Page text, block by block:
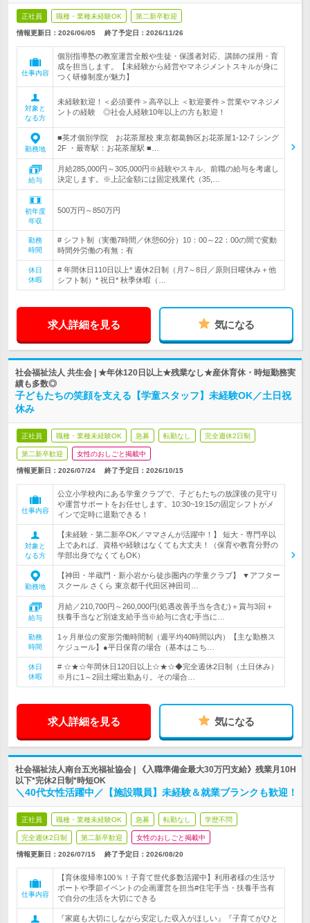
正社員 職種・業種未経験OK 第二新卒歓迎
情報更新日：2026/06/05 終了予定日： 2026/11/26
仕事内容
個別指導塾の教室運営全般や生徒・保護者対応、講師の採用・育
成を担当します。【未経験から経営やマネジメントスキルが身に
つく研修制度が魅力】
対象と
なる方
未経験歓迎！＜必須要件＞高卒以上 ＜歓迎要件＞営業やマネジメ
ントの経験 ◎社会人経験10年以上の方も歓迎！
勤務地
■英才個別学院 お花茶屋校 東京都葛飾区お花茶屋1-12-7 シング
2F ・最寄駅：お花茶屋駅 ■…
給与
月給285,000円～305,000円※経験やスキル、前職の給与を考慮し
決定します。※上記金額には固定残業代（35,…
初年度
年収
500万円～850万円
勤務
時間
# シフト制（実働7時間／休憩60分）10：00～22：00の間で変動
時間外労働の有無：有
休日
休暇
# 年間休日110日以上* 週休2日制（月7～8日／原則日曜休み＋他
シフト制）* 祝日* 秋季休暇（…
求人詳細を見る 気になる
社会福祉法人 共生会 | ★年休120日以上★残業なし★産休育休・時短勤務実
績も多数◎
子どもたちの笑顔を支える【学童スタッフ】未経験OK／土日祝
休み
正社員 職種・業種未経験OK 急募 転勤なし 完全週休2日制
第二新卒歓迎 女性のおしごと掲載中
情報更新日：2026/07/24 終了予定日： 2026/10/15
仕事内容
公立小学校内にある学童クラブで、子どもたちの放課後の見守り
や運営サポートをお任せします。10:30~19:15の固定シフトがメ
インで定時に退勤できる！
対象と
なる方
【未経験・第二新卒OK／ママさんが活躍中！】 短大・専門卒以
上であれば、資格や経験はなくても大丈夫！（保育や教育分野の
学部出身でなくてもOK）
勤務地
【神田・半蔵門・新小岩から徒歩圏内の学童クラブ】 ▼アフター
スクール さくら 東京都千代田区神田司…
給与
月給／210,700円～260,000円(処遇改善手当を含む)＋賞与3回＋
扶養手当など別途支給手当※給与に含む手当に…
勤務
時間
1ヶ月単位の変形労働時間制（週平均40時間以内）【主な勤務ス
ケジュール】●平日保育の場合（基本はこち…
休日
休暇
# ☆★☆年間休日120日以上☆★☆◆完全週休2日制（土日休み）
※月に1～2回土曜出勤あり。その場合…
求人詳細を見る 気になる
社会福祉法人南台五光福祉協会 | 《入職準備金最大30万円支給》残業月10H
以下*完休2日制*時短OK
＼40代女性活躍中／【施設職員】未経験＆就業ブランクも歓迎！
正社員 職種・業種未経験OK 急募 転勤なし 学歴不問
完全週休2日制 第二新卒歓迎 女性のおしごと掲載中
情報更新日：2026/07/15 終了予定日： 2026/08/20
仕事内容
【育休復帰率100％！子育て世代多数活躍中】利用者様の生活サ
ポートや季節イベントの企画運営を担当#住宅手当・扶養手当有
で自分の生活を大切にできる
『家庭も大切にしながら安定した収入がほしい』『子育てがひと